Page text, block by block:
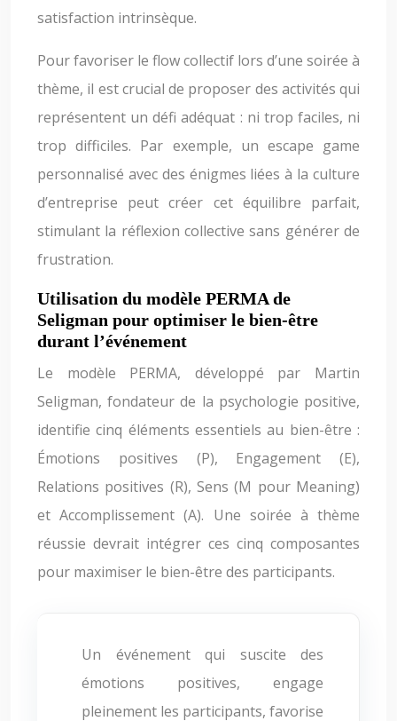
satisfaction intrinsèque.
Pour favoriser le flow collectif lors d’une soirée à
thème, il est crucial de proposer des activités qui
représentent un défi adéquat : ni trop faciles, ni
trop difficiles. Par exemple, un escape game
personnalisé avec des énigmes liées à la culture
d’entreprise peut créer cet équilibre parfait,
stimulant la réflexion collective sans générer de
frustration.
Utilisation du modèle PERMA de
Seligman pour optimiser le bien-être
durant l’événement
Le modèle PERMA, développé par Martin
Seligman, fondateur de la psychologie positive,
identifie cinq éléments essentiels au bien-être :
Émotions positives (P), Engagement (E),
Relations positives (R), Sens (M pour Meaning)
et Accomplissement (A). Une soirée à thème
réussie devrait intégrer ces cinq composantes
pour maximiser le bien-être des participants.
Un événement qui suscite des
émotions positives, engage
pleinement les participants, favorise